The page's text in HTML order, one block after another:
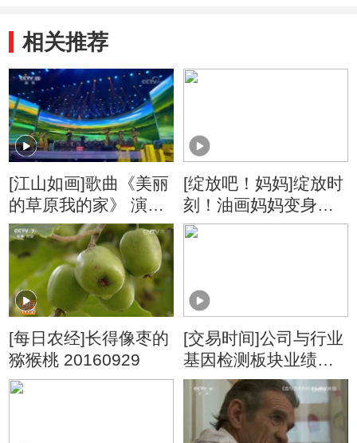
相关推荐
[江山如画]歌曲《美丽
的草原我的家》 演
唱：阿云嘎
[绽放吧！妈妈]绽放时
刻！油画妈妈变身艺
术女神
[每日农经]长得像枣的
猕猴桃 20160929
[交易时间]公司与行业
基因检测板块业绩加
速增长 投融资日趋活